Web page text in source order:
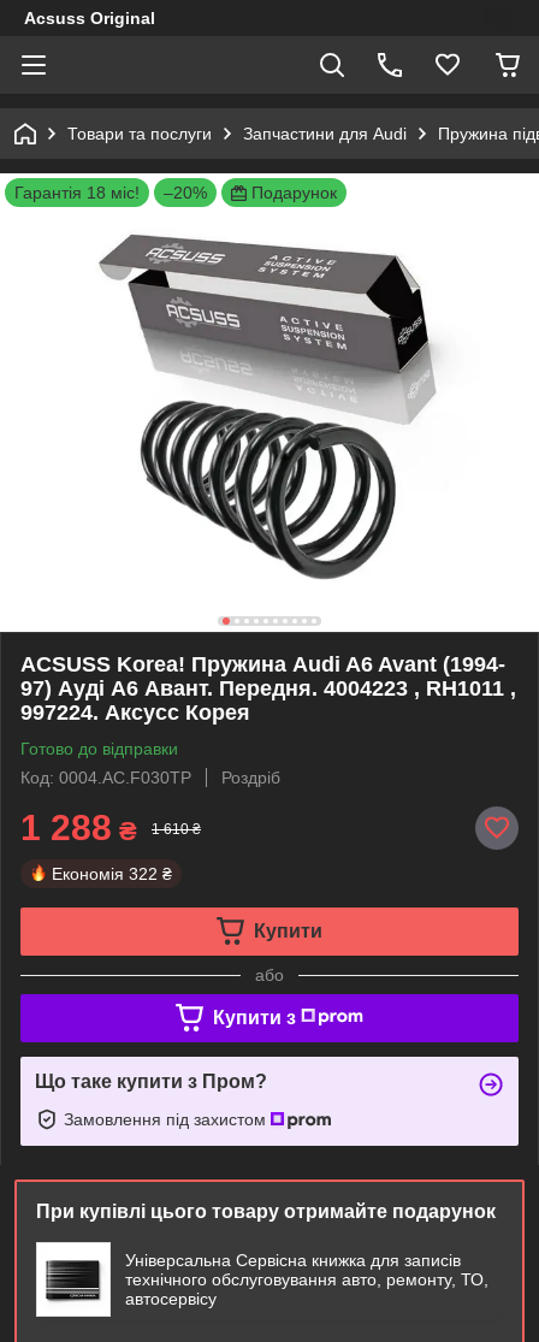
Acsuss Original
Товари та послуги Запчастини для Audi Пружина
Гарантія 18 міс! –20% Подарунок
ACSUSS Korea! Пружина Audi A6 Avant (1994-
97) Ауді А6 Авант. Передня. 4004223 , RH1011 ,
997224. Аксусс Корея
Готово до відправки
Код: 0004.AC.F030TP
Роздріб
1 288 ₴ 1 610 ₴
Економія 322 ₴
Купити
або
Купити з
Що таке купити з Пром?
Замовлення під захистом
При купівлі цього товару отримайте подарунок
Універсальна Сервісна книжка для записів
технічного обслуговування авто, ремонту, ТО,
автосервісу